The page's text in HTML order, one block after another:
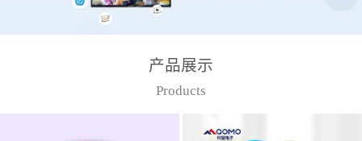
产品展示
Products